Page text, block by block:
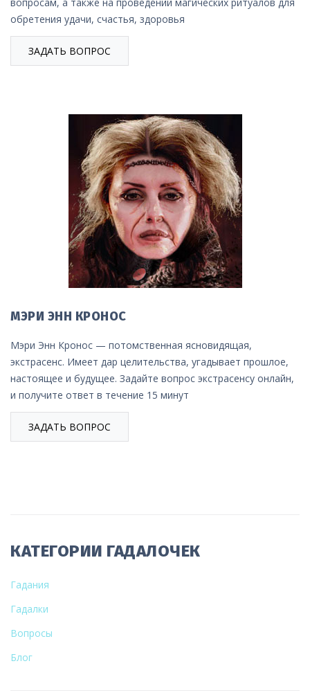
обретения удачи, счастья, здоровья
ЗАДАТЬ ВОПРОС
МЭРИ ЭНН КРОНОС
Мэри Энн Кронос — потомственная ясновидящая,
экстрасенс. Имеет дар целительства, угадывает прошлое,
настоящее и будущее. Задайте вопрос экстрасенсу онлайн,
и получите ответ в течение 15 минут
ЗАДАТЬ ВОПРОС
КАТЕГОРИИ ГАДАЛОЧЕК
Гадания
Гадалки
Вопросы
Блог